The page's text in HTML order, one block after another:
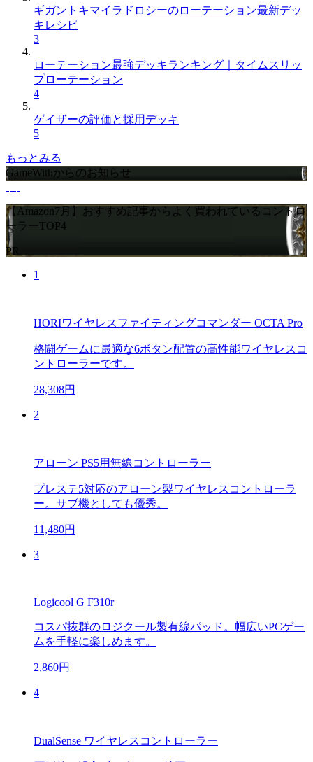
ギガントキマイラドロシーのローテーション最新デッ
キレシピ
3
ローテーション最強デッキランキング｜タイムスリッ
プローテーション
4
ゲイザーの評価と採用デッキ
5
もっとみる
GameWithからのお知らせ
【Amazon7月】おすすめ記事からよく買われているコントロ
ーラーTOP4
PR
1
HORIワイヤレスファイティングコマンダー OCTA Pro
格闘ゲームに最適な6ボタン配置の高性能ワイヤレスコ
ントローラーです。
28,308円
2
アローン PS5用無線コントローラー
プレステ5対応のアローン製ワイヤレスコントローラ
ー。サブ機としても優秀。
11,480円
3
Logicool G F310r
コスパ抜群のロジクール製有線パッド。幅広いPCゲー
ムを手軽に楽しめます。
2,860円
4
DualSense ワイヤレスコントローラー